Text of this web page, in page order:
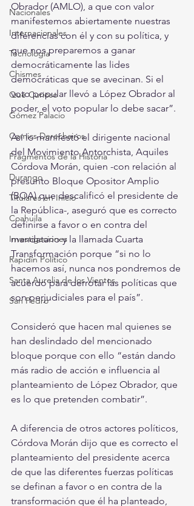
Nacionales
Internacionales
Tecnología
Chismes
Qué Curioso
Gómez Palacio
Comics Derechairos
Fragmentos de la Historia
Durango
Titulares en Inicio
Coahuila
Investigaciones
Rapidín Político
Santa Aurelia de los Vientos
San Pedro
Obrador (AMLO), a que con valor
manifestemos abiertamente nuestras
diferencias con él y con su política, y
que nos preparemos a ganar
democráticamente las lides
democráticas que se avecinan. Si el
voto popular llevó a López Obrador al
poder, el voto popular lo debe sacar”.
Así lo manifestó el dirigente nacional
del Movimiento Antorchista, Aquiles
Córdova Morán, quien -con relación al
presunto Bloque Opositor Amplio
(BOA) que descalificó el presidente de
la República-, aseguró que es correcto
definirse a favor o en contra del
mandatario y la llamada Cuarta
Transformación porque “si no lo
hacemos así, nunca nos pondremos de
acuerdo para derrotar las políticas que
son perjudiciales para el país”.
Consideró que hacen mal quienes se
han deslindado del mencionado
bloque porque con ello “están dando
más radio de acción e influencia al
planteamiento de López Obrador, que
es lo que pretenden combatir”.
A diferencia de otros actores políticos,
Córdova Morán dijo que es correcto el
planteamiento del presidente acerca
de que las diferentes fuerzas políticas
se definan a favor o en contra de la
transformación que él ha planteado,